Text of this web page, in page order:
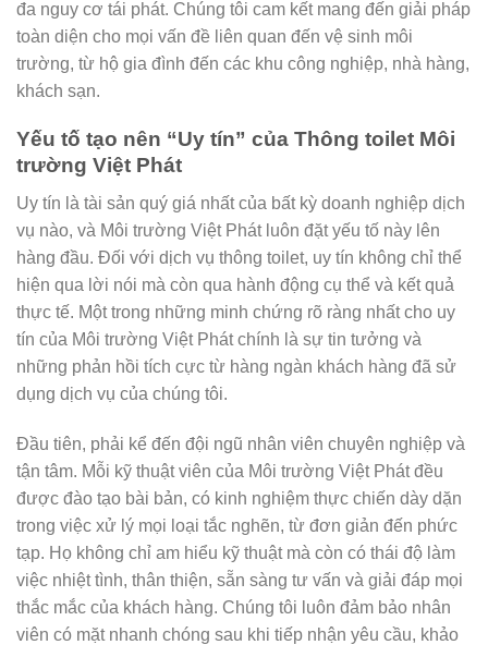
đa nguy cơ tái phát. Chúng tôi cam kết mang đến giải pháp
toàn diện cho mọi vấn đề liên quan đến vệ sinh môi
trường, từ hộ gia đình đến các khu công nghiệp, nhà hàng,
khách sạn.
Yếu tố tạo nên “Uy tín” của Thông toilet Môi
trường Việt Phát
Uy tín là tài sản quý giá nhất của bất kỳ doanh nghiệp dịch
vụ nào, và Môi trường Việt Phát luôn đặt yếu tố này lên
hàng đầu. Đối với dịch vụ thông toilet, uy tín không chỉ thể
hiện qua lời nói mà còn qua hành động cụ thể và kết quả
thực tế. Một trong những minh chứng rõ ràng nhất cho uy
tín của Môi trường Việt Phát chính là sự tin tưởng và
những phản hồi tích cực từ hàng ngàn khách hàng đã sử
dụng dịch vụ của chúng tôi.
Đầu tiên, phải kể đến đội ngũ nhân viên chuyên nghiệp và
tận tâm. Mỗi kỹ thuật viên của Môi trường Việt Phát đều
được đào tạo bài bản, có kinh nghiệm thực chiến dày dặn
trong việc xử lý mọi loại tắc nghẽn, từ đơn giản đến phức
tạp. Họ không chỉ am hiểu kỹ thuật mà còn có thái độ làm
việc nhiệt tình, thân thiện, sẵn sàng tư vấn và giải đáp mọi
thắc mắc của khách hàng. Chúng tôi luôn đảm bảo nhân
viên có mặt nhanh chóng sau khi tiếp nhận yêu cầu, khảo